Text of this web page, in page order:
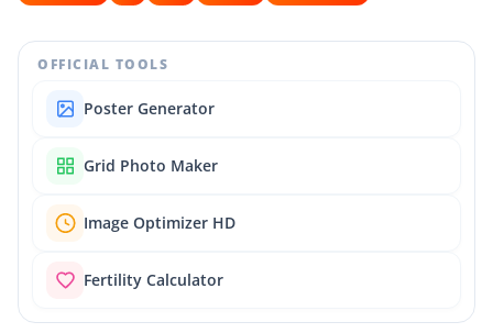
OFFICIAL TOOLS
Poster Generator
Grid Photo Maker
Image Optimizer HD
Fertility Calculator